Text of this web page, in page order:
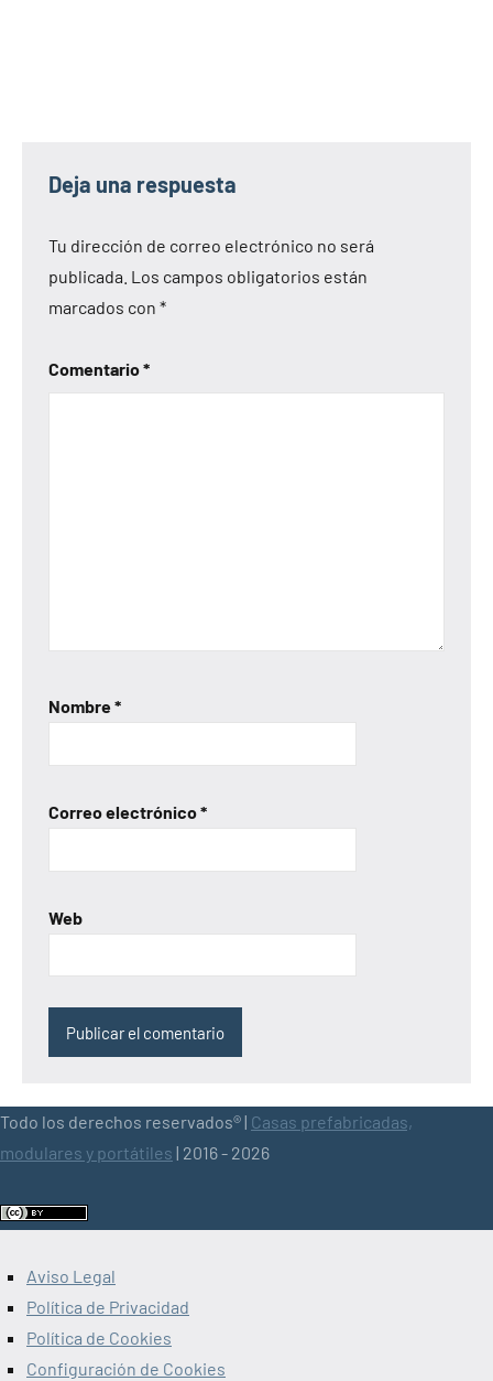
Deja una respuesta
Tu dirección de correo electrónico no será
publicada. Los campos obligatorios están
marcados con *
Comentario*
Nombre*
Correo electrónico*
Web
Todo los derechos reservados® | Casas prefabricadas,
modulares y portátiles | 2016 - 2026
Aviso Legal
Política de Privacidad
Política de Cookies
Configuración de Cookies